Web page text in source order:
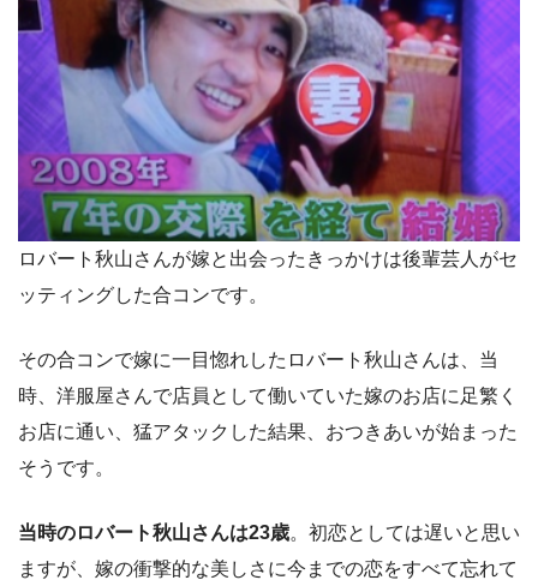
ロバート秋山さんが嫁と出会ったきっかけは後輩芸人がセ
ッティングした合コンです。
その合コンで嫁に一目惚れしたロバート秋山さんは、当
時、洋服屋さんで店員として働いていた嫁のお店に足繁く
お店に通い、猛アタックした結果、おつきあいが始まった
そうです。
当時のロバート秋山さんは23歳。初恋としては遅いと思い
ますが、嫁の衝撃的な美しさに今までの恋をすべて忘れて